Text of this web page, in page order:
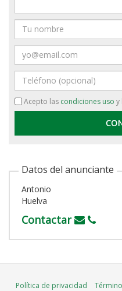
Nombre
Email
Teléfono
Acepto las condiciones uso y
Datos del anunciante
Antonio
Huelva
Contactar
Política de privacidad